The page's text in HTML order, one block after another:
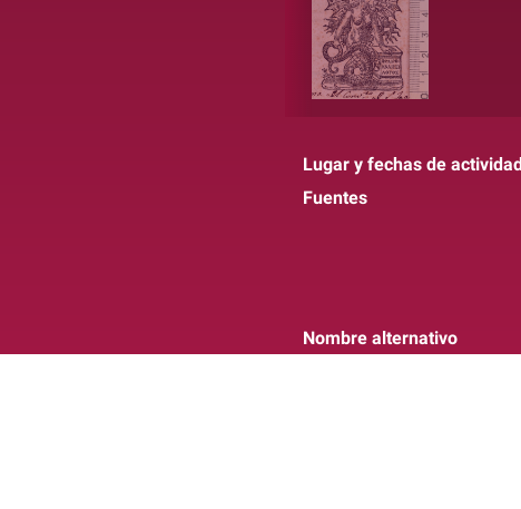
Lugar y fechas de
Fuentes
Nombre alternativo